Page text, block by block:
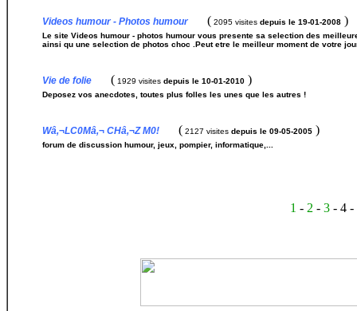
Videos humour - Photos humour( 2095 visites depuis le 19-01-2008 )
Le site Videos humour - photos humour vous presente sa selection des
ainsi qu une selection de photos choc .Peut etre le meilleur moment de votre
Vie de folie ( 1929 visites depuis le 10-01-2010 )
Deposez vos anecdotes, toutes plus folles les unes que les autres !
Wâ‚¬LC0Mâ‚¬ CHâ‚¬Z M0! ( 2127 visites depuis le 09-05-2005 )
forum de discussion humour, jeux, pompier, informatique,...
1 - 2 - 3 - 4 -